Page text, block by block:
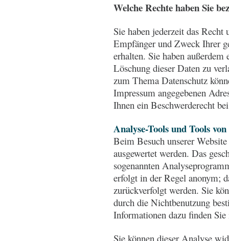
Welche Rechte haben Sie
Sie haben jederzeit das
Empfänger und Zweck Ihrer
erhalten. Sie haben
Löschung dieser Daten zu
zum Thema Datenschutz
Impressum angegebenen
Ihnen ein Beschwerderecht
Analyse-Tools und Tools
Beim Besuch unserer
ausgewertet werden. Das
sogenannten
erfolgt in der Regel anonym;
zurückverfolgt werden. Sie
durch die Nichtbenutzung
Informationen dazu finden
Sie können dieser Analyse